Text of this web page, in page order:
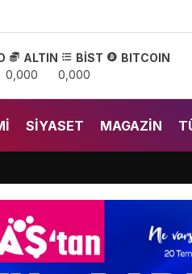
ALTIN
0,000
BİST
0,000
BITCOIN
SIYASET MAGAZIN